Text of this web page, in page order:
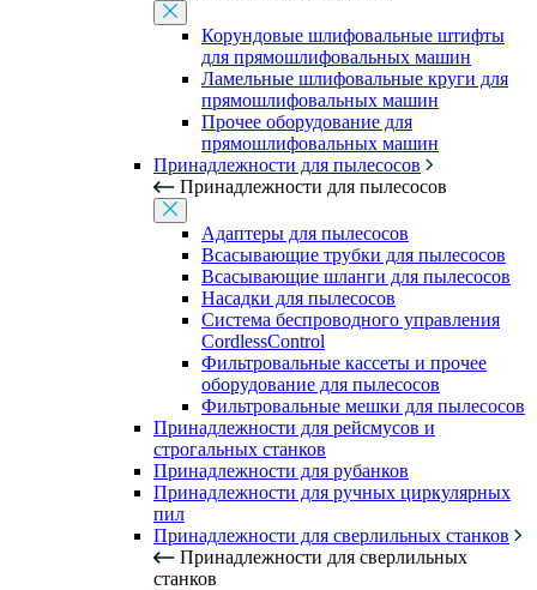
Корундовые шлифовальные штифты
для прямошлифовальных машин
Ламельные шлифовальные круги для
прямошлифовальных машин
Прочее оборудование для
прямошлифовальных машин
Принадлежности для пылесосов
Принадлежности для пылесосов
Адаптеры для пылесосов
Всасывающие трубки для пылесосов
Всасывающие шланги для пылесосов
Насадки для пылесосов
Система беспроводного управления
CordlessControl
Фильтровальные кассеты и прочее
оборудование для пылесосов
Фильтровальные мешки для пылесосов
Принадлежности для рейсмусов и
строгальных станков
Принадлежности для рубанков
Принадлежности для ручных циркулярных
пил
Принадлежности для сверлильных станков
Принадлежности для сверлильных
станков